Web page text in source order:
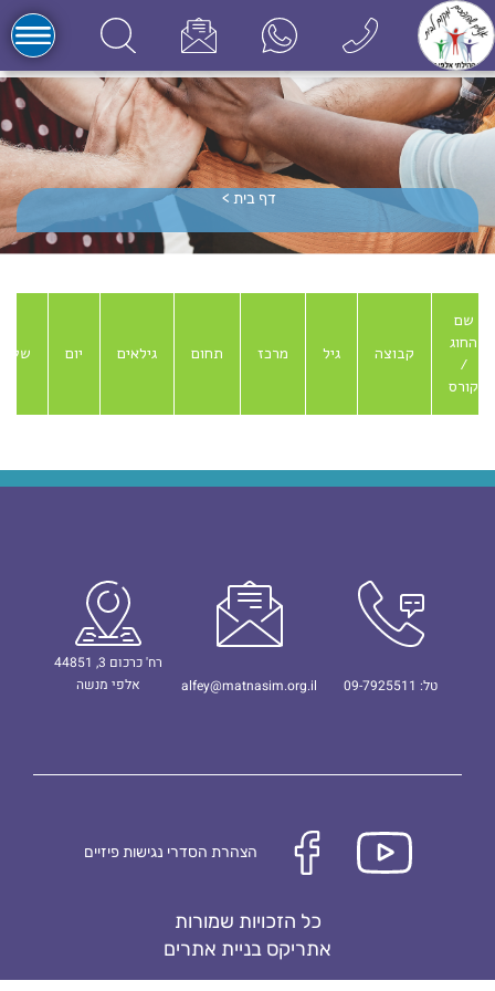
דף בית >
שם
החוג
/
קורס
קבוצה גיל מרכז תחום גילאים יום
טל: 09-7925511 alfey@matnasim.org.il
רח' כרכום 3, 44851
אלפי מנשה
הצהרת הסדרי נגישות פיזיים
כל הזכויות שמורות
אתריקס בניית אתרים